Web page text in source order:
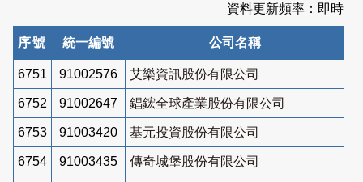
資料更新頻率：即時
序號 統一編號 公司名稱
6751 91002576 艾樂資訊股份有限公司
6752 91002647 錩鋐全球產業股份有限公司
6753 91003420 基元投資股份有限公司
6754 91003435 傳奇城堡股份有限公司